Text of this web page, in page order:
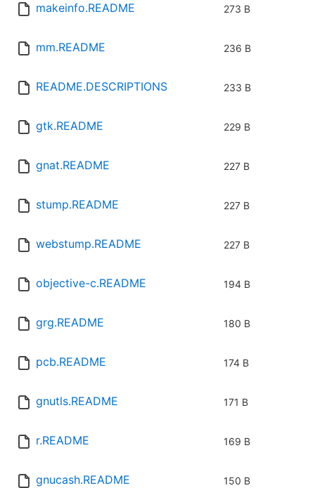
makeinfo.README 273 B
mm.README 236 B
README.DESCRIPTIONS 233 B
gtk.README 229 B
gnat.README 227 B
stump.README 227 B
webstump.README 227 B
objective-c.README 194 B
grg.README 180 B
pcb.README 174 B
gnutls.README 171 B
r.README 169 B
gnucash.README 150 B